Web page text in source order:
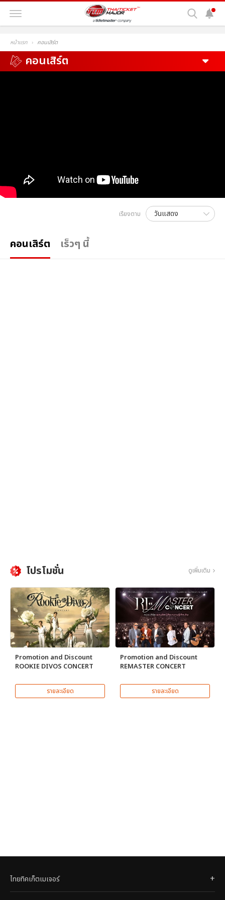
หน้าแรก คอนเสิร์ต
คอนเสิร์ต
เรียงตาม
คอนเสิร์ต เร็วๆ นี้
โปรโมชั่น ดูเพิ่มเติม
Promotion and Discount
ROOKIE DIVOS CONCERT
รายละเอียด
Promotion and Discount
REMASTER CONCERT
รายละเอียด
ไทยทิคเก็ตเมเจอร์